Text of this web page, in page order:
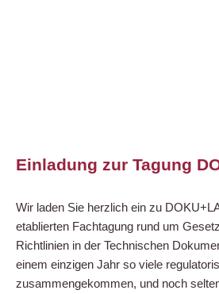
Einladung zur Tagung
Wir laden Sie herzlich ein zu
etablierten Fachtagung rund um
Richtlinien in der Technischen
einem einzigen Jahr so viele
zusammengekommen, und noch